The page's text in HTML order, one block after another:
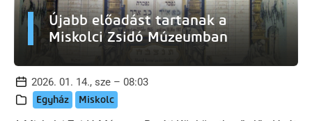
Újabb előadást tartanak a
Miskolci Zsidó Múzeumban
2026. 01. 14., sze – 08:03
Egyház Miskolc